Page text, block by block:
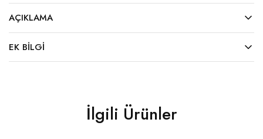
AÇIKLAMA
EK BILGI
İlgili Ürünler